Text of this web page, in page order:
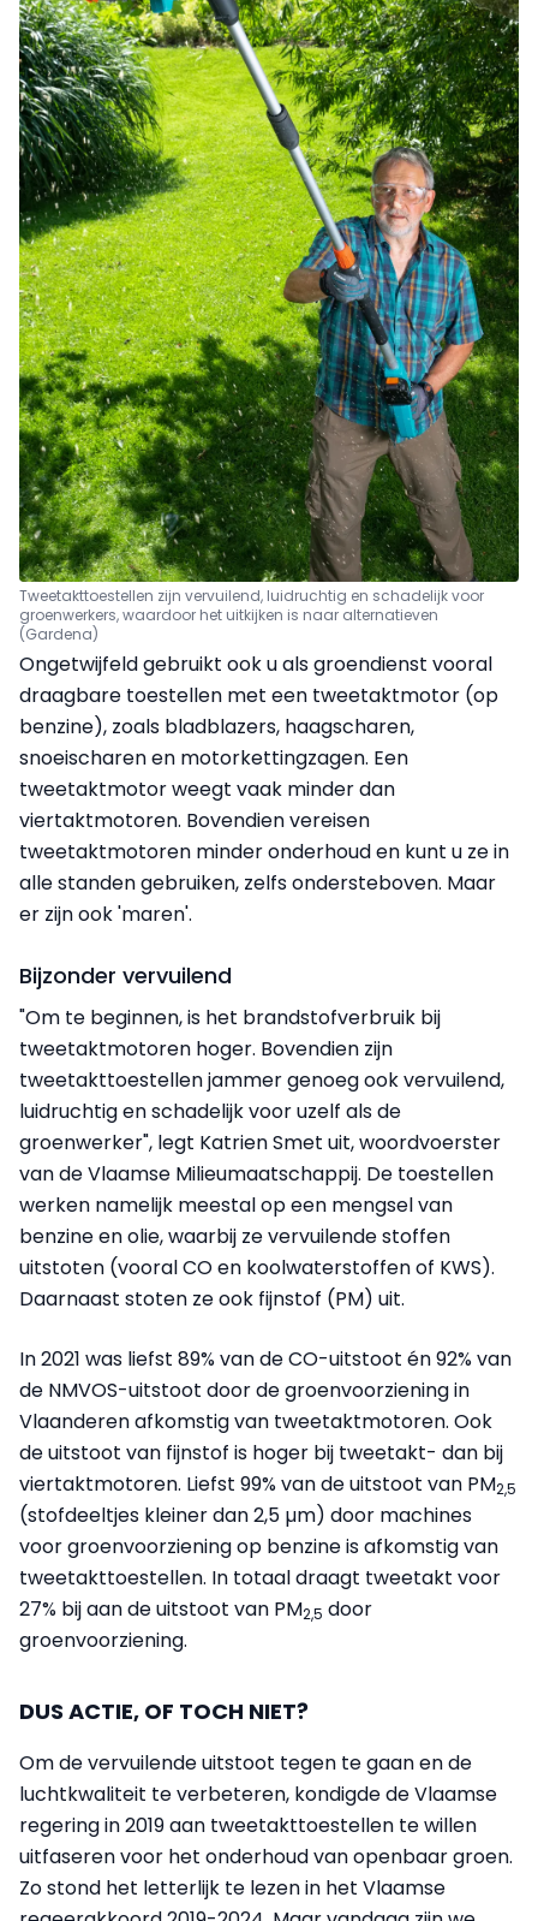
Tweetakttoestellen zijn vervuilend, luidruchtig en schadelijk voor
groenwerkers, waardoor het uitkijken is naar alternatieven
(Gardena)
Ongetwijfeld gebruikt ook u als groendienst vooral
draagbare toestellen met een tweetaktmotor (op
benzine), zoals bladblazers, haagscharen,
snoeischaren en motorkettingzagen. Een
tweetaktmotor weegt vaak minder dan
viertaktmotoren. Bovendien vereisen
tweetaktmotoren minder onderhoud en kunt u ze in
alle standen gebruiken, zelfs ondersteboven. Maar
er zijn ook 'maren'.
Bijzonder vervuilend
"Om te beginnen, is het brandstofverbruik bij
tweetaktmotoren hoger. Bovendien zijn
tweetakttoestellen jammer genoeg ook vervuilend,
luidruchtig en schadelijk voor uzelf als de
groenwerker", legt Katrien Smet uit, woordvoerster
van de Vlaamse Milieumaatschappij. De toestellen
werken namelijk meestal op een mengsel van
benzine en olie, waarbij ze vervuilende stoffen
uitstoten (vooral CO en koolwaterstoffen of KWS).
Daarnaast stoten ze ook fijnstof (PM) uit.
In 2021 was liefst 89% van de CO-uitstoot én 92% van
de NMVOS-uitstoot door de groenvoorziening in
Vlaanderen afkomstig van tweetaktmotoren. Ook
de uitstoot van fijnstof is hoger bij tweetakt- dan bij
viertaktmotoren. Liefst 99% van de uitstoot van PM2,5
(stofdeeltjes kleiner dan 2,5 µm) door machines
voor groenvoorziening op benzine is afkomstig van
tweetakttoestellen. In totaal draagt tweetakt voor
27% bij aan de uitstoot van PM2,5 door
groenvoorziening.
DUS ACTIE, OF TOCH NIET?
Om de vervuilende uitstoot tegen te gaan en de
luchtkwaliteit te verbeteren, kondigde de Vlaamse
regering in 2019 aan tweetakttoestellen te willen
uitfaseren voor het onderhoud van openbaar groen.
Zo stond het letterlijk te lezen in het Vlaamse